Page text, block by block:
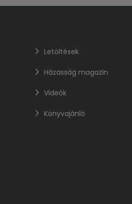
Letöltések
Házasság magazin
Videók
Könyvajánló